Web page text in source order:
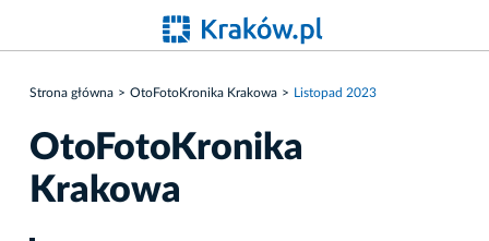
Strona główna OtoFotoKronika Krakowa Listopad 2023
OtoFotoKronika
Krakowa